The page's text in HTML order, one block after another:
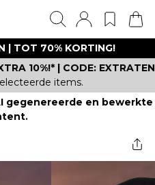
| TOT 70% KORTING!
10%!* | CODE: EXTRATEN
items.
gegenereerde en bewerkte